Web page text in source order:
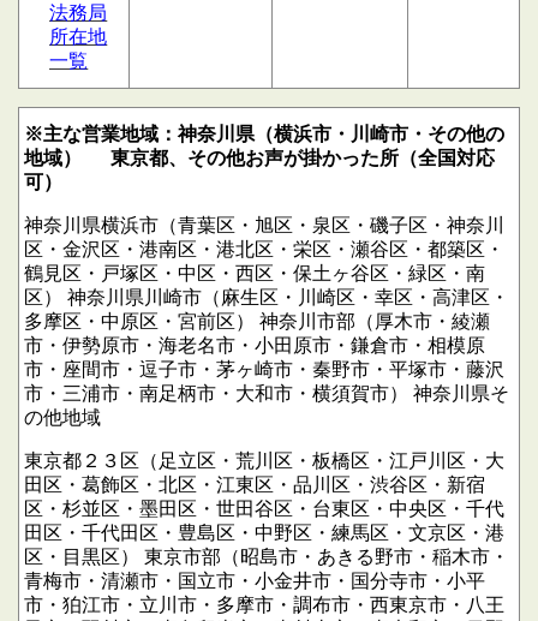
法務局
所在地
一覧
※主な営業地域：神奈川県（横浜市・川崎市・その他の
地域）
東京都、その他お声が掛かった所（全国対応
可）
神奈川県横浜市（青葉区・旭区・泉区・磯子区・神奈川
区・金沢区・港南区・港北区・栄区・瀬谷区・都築区・
鶴見区・戸塚区・中区・西区・保土ヶ谷区・緑区・南
区）
神奈川県川崎市（麻生区・川崎区・幸区・高津区・
多摩区・中原区・宮前区）
神奈川市部（厚木市・綾瀬
市・伊勢原市・海老名市・小田原市・鎌倉市・相模原
市・座間市・逗子市・茅ヶ崎市・秦野市・平塚市・藤沢
市・三浦市・南足柄市・大和市・横須賀市）
神奈川県そ
の他地域
東京都２３区（足立区・荒川区・板橋区・江戸川区・大
田区・葛飾区・北区・江東区・品川区・渋谷区・新宿
区・杉並区・墨田区・世田谷区・台東区・中央区・千代
田区・千代田区・豊島区・中野区・練馬区・文京区・港
区・目黒区）
東京市部（昭島市・あきる野市・稲木市・
青梅市・清瀬市・国立市・小金井市・国分寺市・小平
市・狛江市・立川市・多摩市・調布市・西東京市・八王